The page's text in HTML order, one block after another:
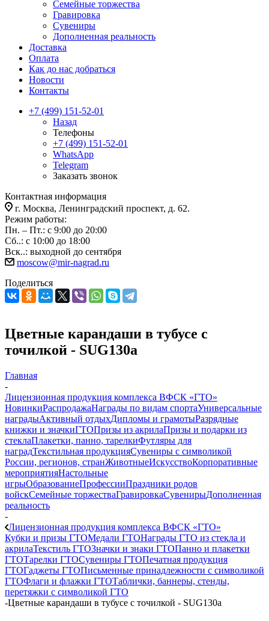
Семейные торжества
Гравировка
Сувениры
Дополненная реальность
Доставка
Оплата
Как до нас добраться
Новости
Контакты
+7 (499) 151-52-01
Назад
Телефоны
+7 (499) 151-52-01
WhatsApp
Telegram
Заказать звонок
Контактная информация
г. Москва, Ленинградский проспект, д. 62.
Режим работы:
Пн. – Пт.: с 9:00 до 20:00
Сб..: с 10:00 до 18:00
Вск..: выходной до сентября
moscow@mir-nagrad.ru
Поделиться
Цветные карандаши в тубусе с
точилкой - SUG130a
Главная
-
Лицензионная продукция комплекса ВФСК «ГТО»
НовинкиРаспродажаНаграды по видам спортаУниверсальные
наградыАктивный отдыхДипломы и грамотыРазрядные
книжки и значкиГТОПризы из акрилаПризы и подарки из
стеклаПлакетки, панно, тарелкиФутляры для
наградТекстильная продукцияСувениры с символикой
России, регионов, странЖивотныеИскусствоКорпоративные
мероприятияНастольные
игрыОбразованиеПрофессииПраздники родов
войскСемейные торжестваГравировкаСувенирыДополненная
реальность
-
Лицензионная продукция комплекса ВФСК «ГТО»
Кубки и призы ГТОМедали ГТОНаграды ГТО из стекла и
акрилаТекстиль ГТОЗначки и знаки ГТОПанно и плакетки
ГТОТарелки ГТОСувениры ГТОПечатная продукция
ГТОГаджеты ГТОПисьменные принадлежности с символикой
ГТОФлаги и флажки ГТОТаблички, баннеры, стенды,
перетяжки с символикой ГТО
-Цветные карандаши в тубусе с точилкой - SUG130a